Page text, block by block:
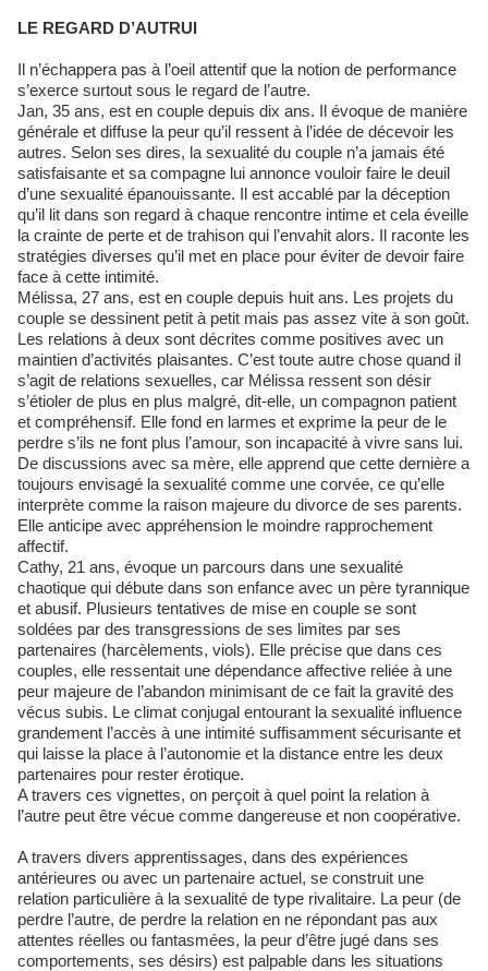
LE REGARD D’AUTRUI
Il n’échappera pas à l’oeil attentif que la notion de performance
s’exerce surtout sous le regard de l’autre.
Jan, 35 ans, est en couple depuis dix ans. Il évoque de manière
générale et diffuse la peur qu’il ressent à l’idée de décevoir les
autres. Selon ses dires, la sexualité du couple n’a jamais été
satisfaisante et sa compagne lui annonce vouloir faire le deuil
d’une sexualité épanouissante. Il est accablé par la déception
qu’il lit dans son regard à chaque rencontre intime et cela éveille
la crainte de perte et de trahison qui l’envahit alors. Il raconte les
stratégies diverses qu’il met en place pour éviter de devoir faire
face à cette intimité.
Mélissa, 27 ans, est en couple depuis huit ans. Les projets du
couple se dessinent petit à petit mais pas assez vite à son goût.
Les relations à deux sont décrites comme positives avec un
maintien d’activités plaisantes. C’est toute autre chose quand il
s’agit de relations sexuelles, car Mélissa ressent son désir
s’étioler de plus en plus malgré, dit-elle, un compagnon patient
et compréhensif. Elle fond en larmes et exprime la peur de le
perdre s’ils ne font plus l’amour, son incapacité à vivre sans lui.
De discussions avec sa mère, elle apprend que cette dernière a
toujours envisagé la sexualité comme une corvée, ce qu’elle
interprète comme la raison majeure du divorce de ses parents.
Elle anticipe avec appréhension le moindre rapprochement
affectif.
Cathy, 21 ans, évoque un parcours dans une sexualité
chaotique qui débute dans son enfance avec un père tyrannique
et abusif. Plusieurs tentatives de mise en couple se sont
soldées par des transgressions de ses limites par ses
partenaires (harcèlements, viols). Elle précise que dans ces
couples, elle ressentait une dépendance affective reliée à une
peur majeure de l’abandon minimisant de ce fait la gravité des
vécus subis. Le climat conjugal entourant la sexualité influence
grandement l’accès à une intimité suffisamment sécurisante et
qui laisse la place à l’autonomie et la distance entre les deux
partenaires pour rester érotique.
A travers ces vignettes, on perçoit à quel point la relation à
l’autre peut être vécue comme dangereuse et non coopérative.
A travers divers apprentissages, dans des expériences
antérieures ou avec un partenaire actuel, se construit une
relation particulière à la sexualité de type rivalitaire. La peur (de
perdre l’autre, de perdre la relation en ne répondant pas aux
attentes réelles ou fantasmées, la peur d’être jugé dans ses
comportements, ses désirs) est palpable dans les situations